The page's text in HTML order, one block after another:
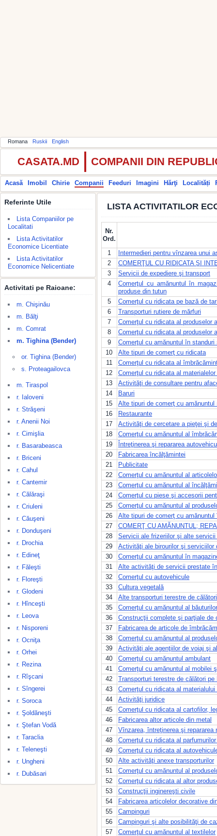
Romana Ruskii English
CASATA.MD COMPANII DIN
Acasă Imobil Chirie Companii Feeduri Imagini Hărţi Localități
Referinte Utile
Lista Companiilor pe
Localitati
Lista Activitatilor
Economice Licentiate
Lista Activitatilor
Economice Nelicentiate
Activitati pe Raioane:
m. Chişinău
m. Bălţi
m. Comrat
m. Tighina (Bender)
or. Tighina (Bender)
s. Proteagailovca
m. Tiraspol
r. Ialoveni
r. Străşeni
r. Anenii Noi
r. Cimişlia
r. Basarabeasca
r. Briceni
r. Cahul
r. Cantemir
r. Călăraşi
r. Criuleni
r. Căuşeni
r. Donduşeni
r. Drochia
r. Edineţ
r. Făleşti
r. Floreşti
r. Glodeni
r. Hînceşti
r. Leova
r. Nisporeni
r. Ocniţa
r. Orhei
r. Rezina
r. Rîşcani
r. Sîngerei
r. Soroca
r. Şoldăneşti
r. Ştefan Vodă
r. Taraclia
r. Teleneşti
r. Ungheni
r. Dubăsari
LISTA ACTIVITATILOR
Nr.
Ord.
1
Intermedieri pentru vînzarea unui
2
COMERŢUL CU RIDICATA ŞI
3
Servicii de expediere şi transport
4
Comerţul cu amănuntul în
produse din tutun
5
Comerţul cu ridicata pe bază de
6
Transporturi rutiere de mărfuri
7
Comerţul cu ridicata al produselor
8
Comerţul cu ridicata al produselor
9
Comerţul cu amănuntul în standuri
10
Alte tipuri de comerţ cu ridicata
11
Comerţul cu ridicata al
12
Comerţul cu ridicata al
13
Activităţi de consultare pentru
14
Baruri
15
Alte tipuri de comerţ cu
16
Restaurante
17
Activităţi de cercetare a pieţei şi
18
Comerţul cu amănuntul al
19
Întreţinerea şi repararea
20
Fabricarea încălţămintei
21
Publicitate
22
Comerţul cu amănuntul al
23
Comerţul cu amănuntul al
24
Comerţul cu piese şi accesorii
25
Comerţul cu amănuntul al
26
Alte tipuri de comerţ cu
27
COMERŢ CU AMĂNUNTUL;
28
Servicii ale frizeriilor şi alte
29
Activităţi ale birourilor şi
30
Comerţul cu amănuntul în
31
Alte activităţi de servicii prestate
32
Comerţul cu autovehicule
33
Cultura vegetală
34
Alte transporturi terestre de călători
35
Comerţul cu amănuntul al
36
Construcţii complete şi parţiale
37
Fabricarea de articole de
38
Comerţul cu amănuntul al
39
Activităţi ale agenţiilor de voiaj şi
40
Comerţul cu amănuntul ambulant
41
Comerţul cu amănuntul al mobilei
42
Transporturi terestre de călători pe
43
Comerţul cu ridicata al materialului
44
Activităţi juridice
45
Comerţul cu ridicata al cartofilor,
46
Fabricarea altor articole din metal
47
Vînzarea, întreţinerea şi
48
Comerţul cu ridicata al
49
Comerţul cu ridicata al
50
Alte activităţi anexe transporturilor
51
Comerţul cu amănuntul al
52
Comerţul cu ridicata al altor
53
Construcţii inginereşti civile
54
Fabricarea articolelor decorative
55
Campinguri
56
Campinguri şi alte posibilităţi de
57
Comerţul cu amănuntul al textilelor